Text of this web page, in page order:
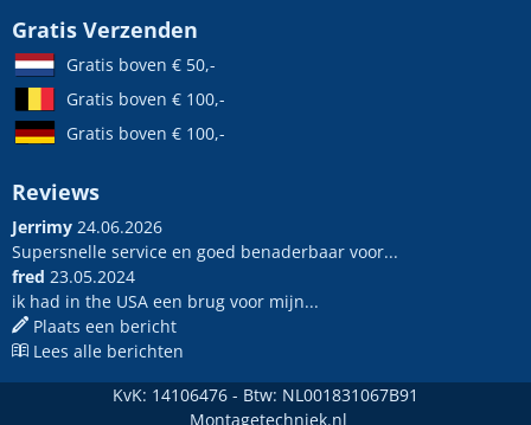
Gratis Verzenden
Gratis boven € 50,-
Gratis boven € 100,-
Gratis boven € 100,-
Reviews
Jerrimy 24.06.2026
Supersnelle service en goed benaderbaar voor...
fred 23.05.2024
ik had in the USA een brug voor mijn...
Plaats een bericht
Lees alle berichten
KvK: 14106476 - Btw: NL001831067B91
Montagetechniek.nl